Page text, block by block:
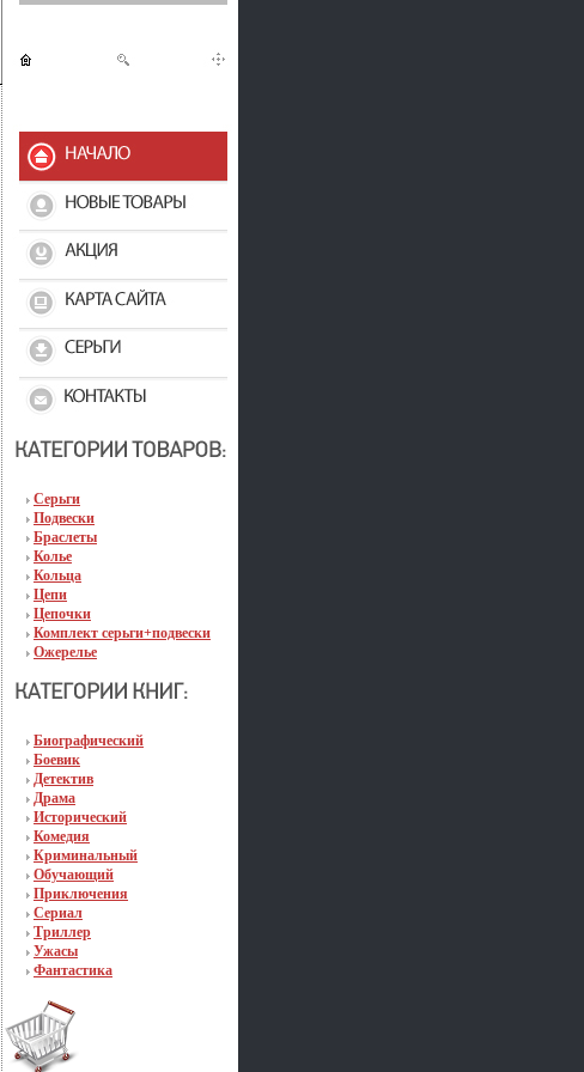
Серьги
Подвески
Браслеты
Колье
Кольца
Цепи
Цепочки
Комплект серьги+подвески
Ожерелье
Биографический
Боевик
Детектив
Драма
Исторический
Комедия
Криминальный
Обучающий
Приключения
Сериал
Триллер
Ужасы
Фантастика